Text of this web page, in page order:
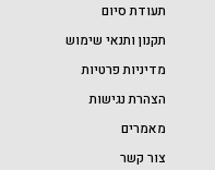
תעודת סיום
תקנון ותנאי שימוש
מדיניות פרטיות
הצהרת נגישות
מאמרים
צור קשר